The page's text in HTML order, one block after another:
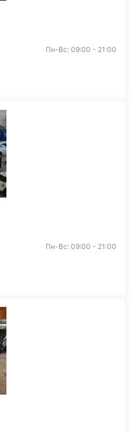
Пн-Вс: 09:00 - 21:00
Пн-Вс: 09:00 - 21:00